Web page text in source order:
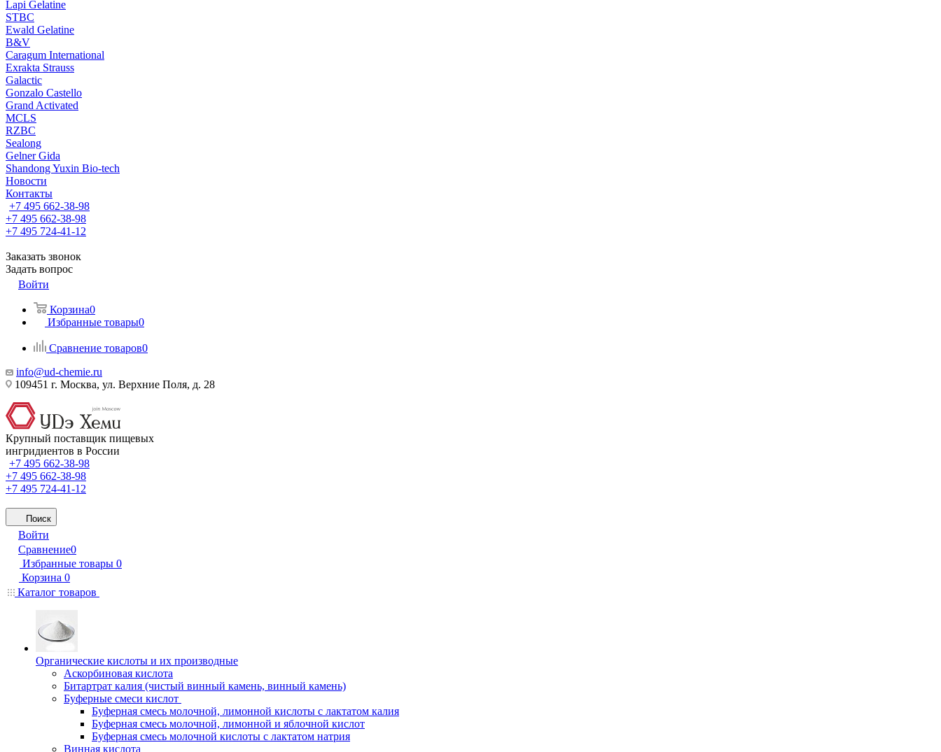
Lapi Gelatine
STBC
Ewald Gelatine
B&V
Caragum International
Exrakta Strauss
Galactic
Gonzalo Castello
Grand Activated
MCLS
RZBC
Sealong
Gelner Gida
Shandong Yuxin Bio-tech
Новости
Контакты
+7 495 662-38-98
+7 495 662-38-98
+7 495 724-41-12
Заказать звонок
Задать вопрос
Войти
Корзина0
Избранные товары0
Сравнение товаров0
info@ud-chemie.ru
109451 г. Москва, ул. Верхние Поля, д. 28
Крупный поставщик пищевых
ингридиентов в России
+7 495 662-38-98
+7 495 662-38-98
+7 495 724-41-12
Поиск
Войти
Сравнение0
Избранные товары 0
Корзина 0
Каталог товаров
Органические кислоты и их производные
Аскорбиновая кислота
Битартрат калия (чистый винный камень, винный камень)
Буферные смеси кислот
Буферная смесь молочной, лимонной кислоты с лактатом калия
Буферная смесь молочной, лимонной и яблочной кислот
Буферная смесь молочной кислоты с лактатом натрия
Винная кислота